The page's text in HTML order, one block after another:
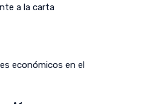
a la carta
económicos en el